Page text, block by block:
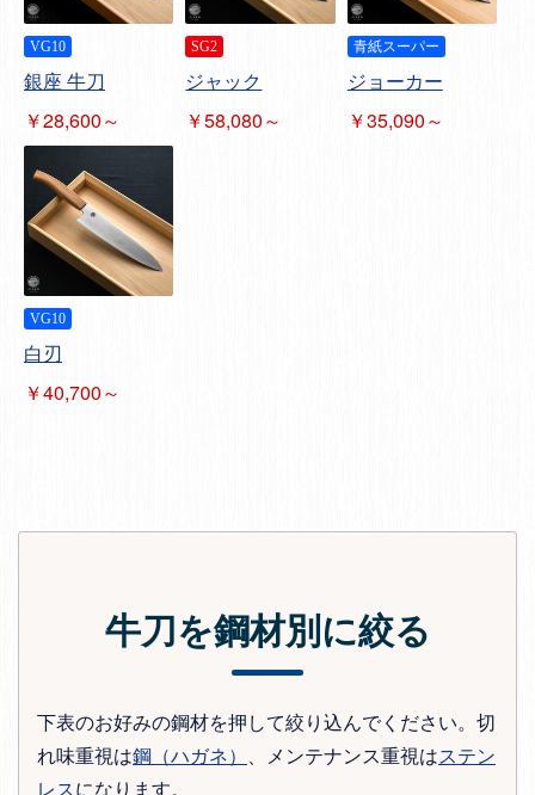
VG10
銀座 牛刀
￥28,600～
SG2
ジャック
￥58,080～
青紙スーパー
ジョーカー
￥35,090～
VG10
白刃
￥40,700～
牛刀を鋼材別に絞る
下表のお好みの鋼材を押して絞り込んでください。切
れ味重視は鋼（ハガネ） 、メンテナンス重視はステン
レスになります。